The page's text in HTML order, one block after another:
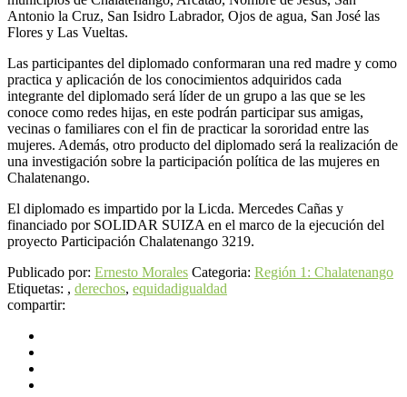
Antonio la Cruz, San Isidro Labrador, Ojos de agua, San José las
Flores y Las Vueltas.
Las participantes del diplomado conformaran una red madre y como
practica y aplicación de los conocimientos adquiridos cada
integrante del diplomado será líder de un grupo a las que se les
conoce como redes hijas, en este podrán participar sus amigas,
vecinas o familiares con el fin de practicar la sororidad entre las
mujeres. Además, otro producto del diplomado será la realización de
una investigación sobre la participación política de las mujeres en
Chalatenango.
El diplomado es impartido por la Licda. Mercedes Cañas y
financiado por SOLIDAR SUIZA en el marco de la ejecución del
proyecto Participación Chalatenango 3219.
Publicado por: Ernesto Morales Categoria: Región 1: Chalatenango
Etiquetas: , derechos, equidadigualdad
compartir: